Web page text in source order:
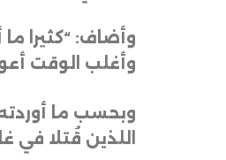
وأضاف: “كثيرا
وأغلب الوقت
وبحسب ما
اللذين قُتلا في